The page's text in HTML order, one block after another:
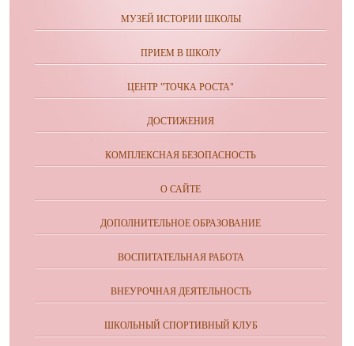
МУЗЕЙ ИСТОРИИ ШКОЛЫ
ПРИЕМ В ШКОЛУ
ЦЕНТР "ТОЧКА РОСТА"
ДОСТИЖЕНИЯ
КОМПЛЕКСНАЯ БЕЗОПАСНОСТЬ
О САЙТЕ
ДОПОЛНИТЕЛЬНОЕ ОБРАЗОВАНИЕ
ВОСПИТАТЕЛЬНАЯ РАБОТА
ВНЕУРОЧНАЯ ДЕЯТЕЛЬНОСТЬ
ШКОЛЬНЫЙ СПОРТИВНЫЙ КЛУБ